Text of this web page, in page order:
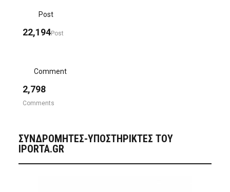
Post
22,194Post
Comment
2,798
Comments
ΣΥΝΔΡΟΜΗΤΈΣ-ΥΠΟΣΤΗΡΙΚΤΈΣ ΤΟΥ
IPORTA.GR